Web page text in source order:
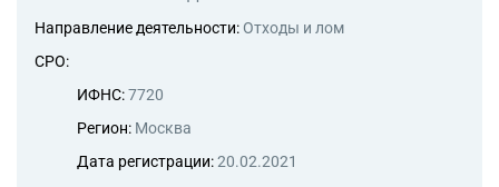
Направление деятельности: Отходы и лом
СРО:
ИФНС:7720
Регион: Москва
Дата регистрации:20.02.2021